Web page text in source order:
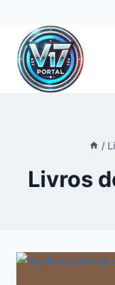
Pular
para
Conteúdo
/
Livros